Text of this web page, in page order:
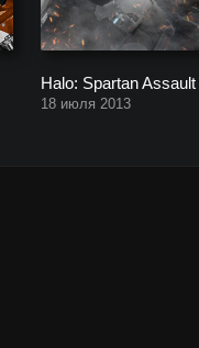
Halo: Spartan Assault
18 июля 2013